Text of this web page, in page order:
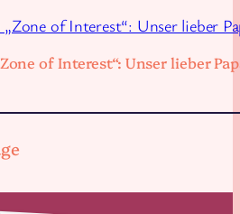
of Interest“: Unser lieber